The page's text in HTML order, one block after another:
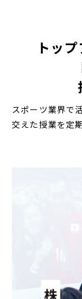
トッ
スポーツ業界で
交えた授業を定